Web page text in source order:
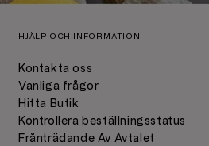
HJÄLP OCH INFORMATION
Kontakta oss
Vanliga frågor
Hitta Butik
Kontrollera beställningsstatus
Frånträdande Av Avtalet